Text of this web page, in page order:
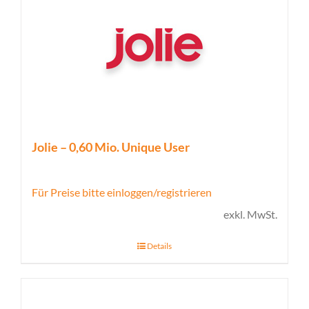
Jolie – 0,60 Mio. Unique User
Für Preise bitte einloggen/registrieren
exkl. MwSt.
Details